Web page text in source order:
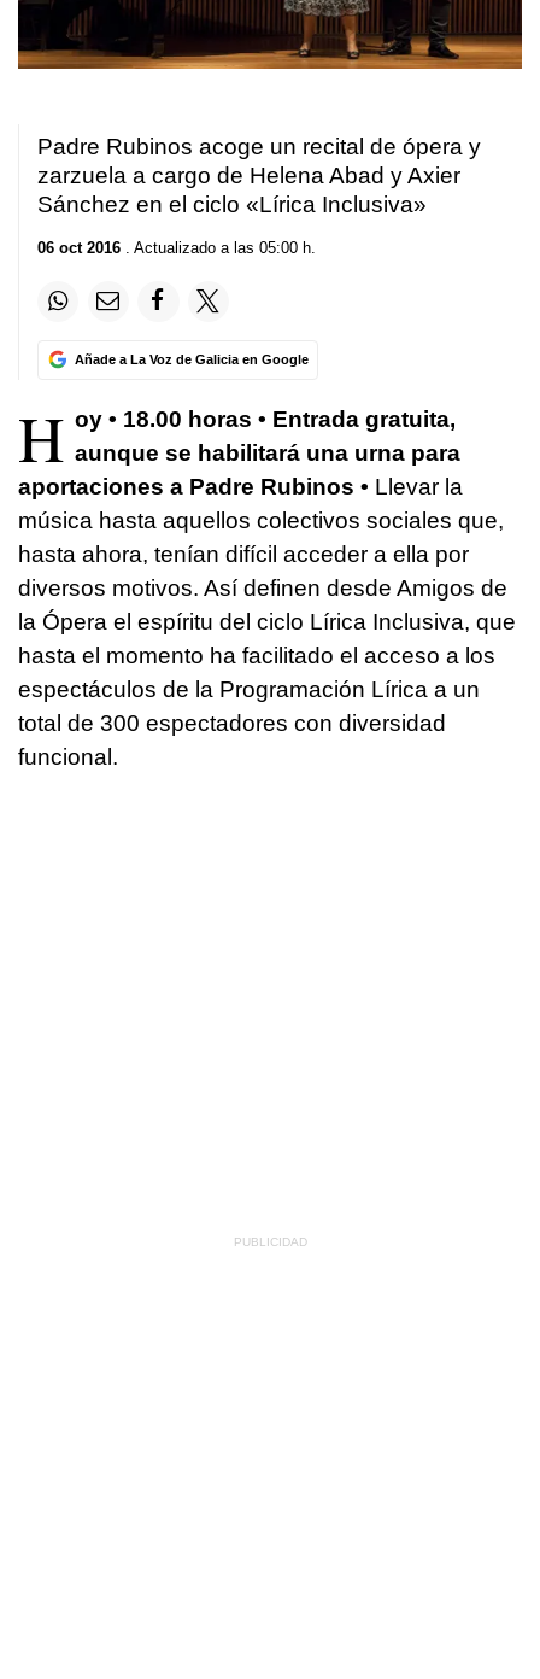
Padre Rubinos acoge un recital de ópera y
zarzuela a cargo de Helena Abad y Axier
Sánchez en el ciclo «Lírica Inclusiva»
06 oct 2016 . Actualizado a las 05:00 h.
Añade a La Voz de Galicia en Google
H oy • 18.00 horas • Entrada gratuita,
aunque se habilitará una urna para
aportaciones a Padre Rubinos • Llevar la
música hasta aquellos colectivos sociales que,
hasta ahora, tenían difícil acceder a ella por
diversos motivos. Así definen desde Amigos de
la Ópera el espíritu del ciclo Lírica Inclusiva, que
hasta el momento ha facilitado el acceso a los
espectáculos de la Programación Lírica a un
total de 300 espectadores con diversidad
funcional.